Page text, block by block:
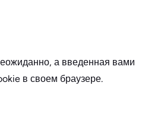
а введенная вами
в своем браузере.